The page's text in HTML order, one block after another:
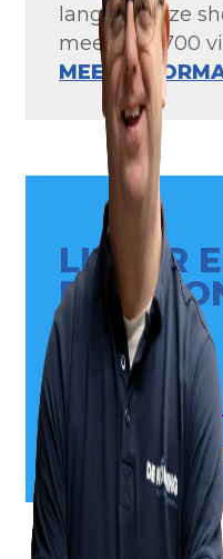
langs in onze
meer dan 700
MEER
LIEVER
0413
NEEM